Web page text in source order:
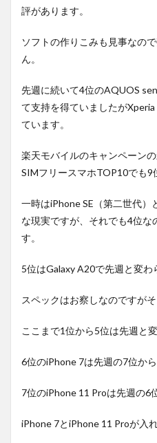
評があります。
ソフトの作りこみも見事なの
ん。
先週に続いて4位のAQUOS
て支持を得ていましたが
ています。
楽天モバイルのキャンペーン
SIMフリースマホTOP10でも9
一時はiPhone SE（第二世代）
な現実ですが、それでも4位
す。
5位はGalaxy A20で先週と変わ
スペックはお察しなのですが
ここまで1位から5位は先週と
6位のiPhone 7は先週の7位から
7位のiPhone 11 Proは先週の6
iPhone 7とiPhone 11 Proが入